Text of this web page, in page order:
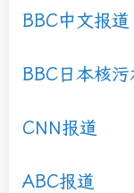
BBC中文报道
BBC日本核
CNN报道
ABC报道